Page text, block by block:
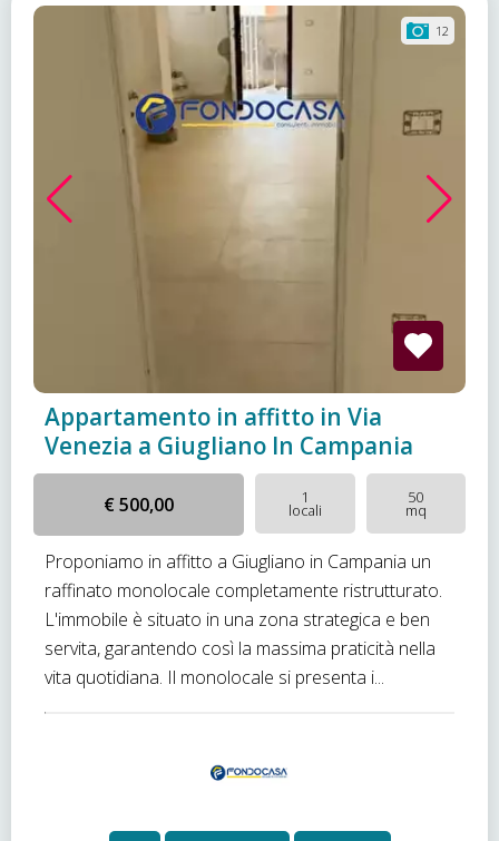
12
Appartamento in affitto in Via
Venezia a Giugliano In Campania
€ 500,00 1
locali
50
mq
Proponiamo in affitto a Giugliano in Campania un
raffinato monolocale completamente ristrutturato.
L'immobile è situato in una zona strategica e ben
servita, garantendo così la massima praticità nella
vita quotidiana. Il monolocale si presenta i...